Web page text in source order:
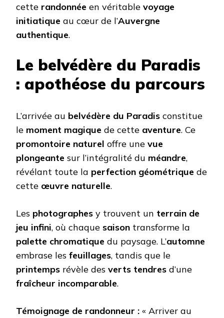
cette randonnée en véritable voyage
initiatique au cœur de l’Auvergne
authentique.
Le belvédère du Paradis
: apothéose du parcours
L’arrivée au belvédère du Paradis constitue
le moment magique de cette aventure. Ce
promontoire naturel offre une vue
plongeante sur l’intégralité du méandre,
révélant toute la perfection géométrique de
cette œuvre naturelle.
Les photographes y trouvent un terrain de
jeu infini, où chaque saison transforme la
palette chromatique du paysage. L’automne
embrase les feuillages, tandis que le
printemps révèle des verts tendres d’une
fraîcheur incomparable.
Témoignage de randonneur : « Arriver au